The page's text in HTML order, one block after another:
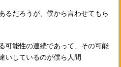
るだろうが、僕から言わせてもら
可能性の連続であって、その可能
いしているのが僕ら人間